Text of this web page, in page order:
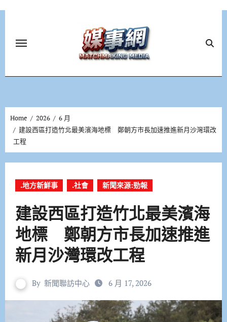
Home 2026
6 月
建設西區打造竹北最美濱海地標 鄭朝方市長加速推進新月沙灣環改
工程
.地方新鮮事 .社會 新聞來源:勁報
建設西區打造竹北最美濱海
地標 鄭朝方市長加速推進
新月沙灣環改工程
By 新聞聯訪中心 6 月 17, 2026